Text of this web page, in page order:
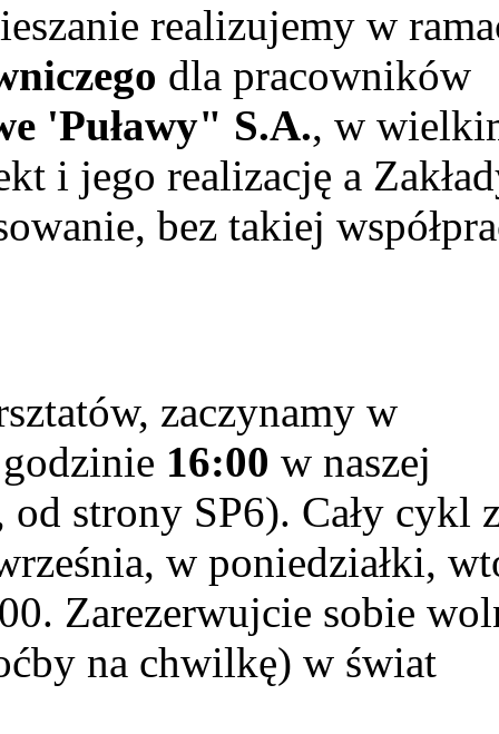
realizujemy w
dla pracowników
'Puławy" S.A., w
i jego realizację a
bez takiej
zaczynamy w
16:00 w naszej
strony SP6). Cały cykl
w poniedziałki,
Zarezerwujcie sobie
na chwilkę) w świat